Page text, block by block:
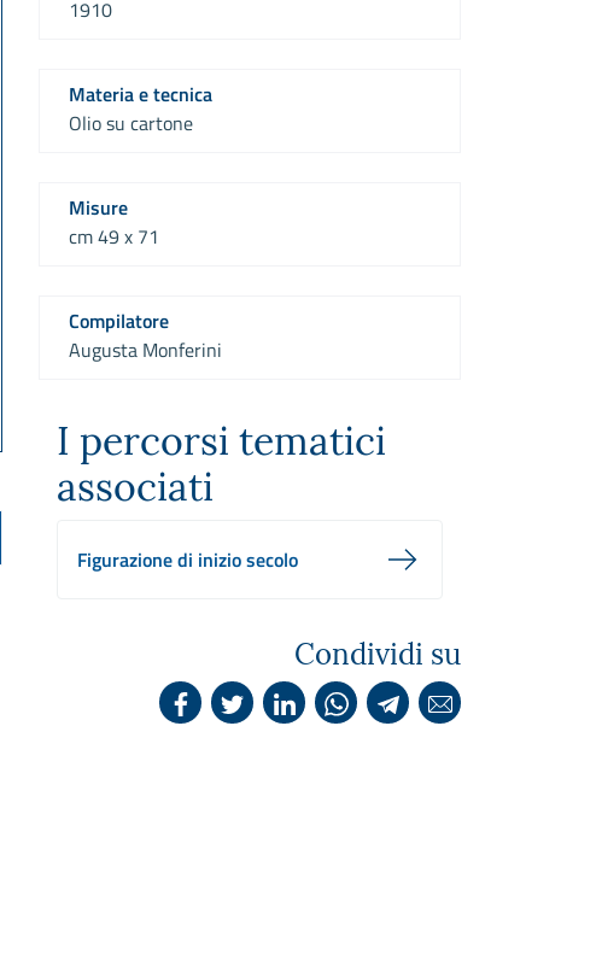
1910
Materia e tecnica
Olio su cartone
Misure
cm 49 x 71
Compilatore
Augusta Monferini
I percorsi tematici
associati
Figurazione di inizio secolo
Condividi su